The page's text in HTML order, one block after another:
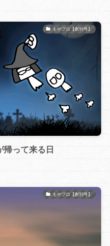
もやブロ【創刊号】
帰って来る日
もやブロ【創刊号】